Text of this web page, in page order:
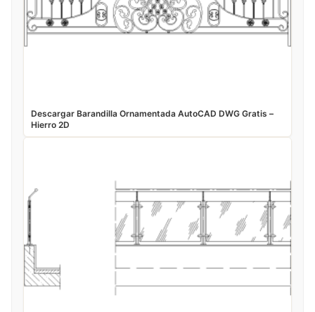
Descargar Barandilla Ornamentada AutoCAD DWG Gratis –
Hierro 2D